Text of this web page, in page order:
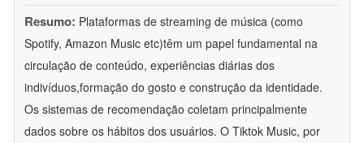
Resumo: Plataformas de streaming de música (como
Spotify, Amazon Music etc)têm um papel fundamental na
circulação de conteúdo, experiências diárias dos
indivíduos,formação do gosto e construção da identidade.
Os sistemas de recomendação coletam principalmente
dados sobre os hábitos dos usuários. O Tiktok Music, por